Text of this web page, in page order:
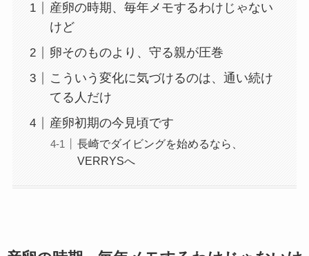
産卵の時期、毎年メモするわけじゃない
けど
卵そのものより、守る親が圧巻
こういう変化に気づけるのは、通い続け
てる人だけ
産卵初期の今見頃です
長崎でダイビングを始めるなら、
VERRYSへ